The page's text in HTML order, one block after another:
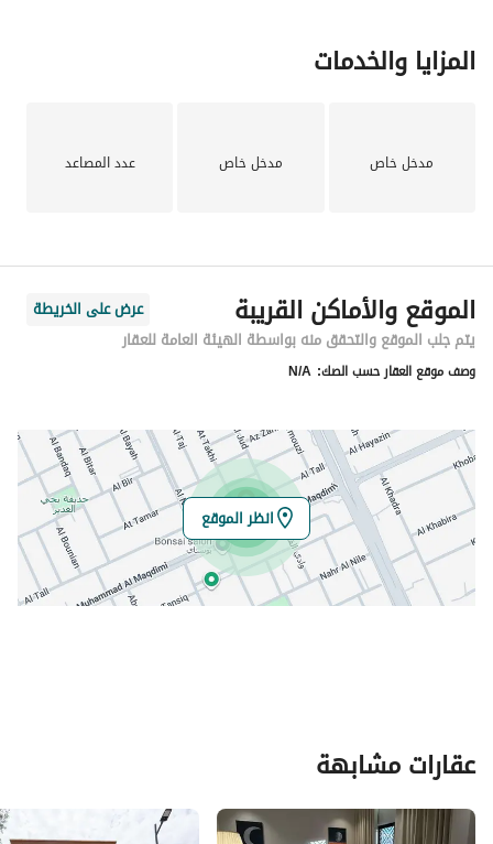
المزايا والخدمات
مدخل خاص مدخل خاص عدد المصاعد
الموقع والأماكن القريبة
عرض على الخريطة
يتم جلب الموقع والتحقق منه بواسطة الهيئة العامة للعقار
وصف موقع العقار حسب الصك: N/A
انظر الموقع
عقارات مشابهة